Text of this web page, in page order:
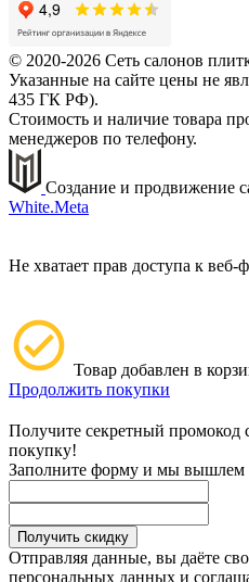
© 2020-2026 Сеть салонов
Указанные на сайте цены не
435 ГК РФ).
Стоимость и наличие товара
менеджеров по телефону.
Создание и продвижение
White.Meta
Не хватает прав доступа к веб-
Товар добавлен в
Продолжить покупки
Получите секретный промокод
покупку!
Заполните форму и мы вышлем
Получить скидку
Отправляя данные, вы даёте
персональных данных и